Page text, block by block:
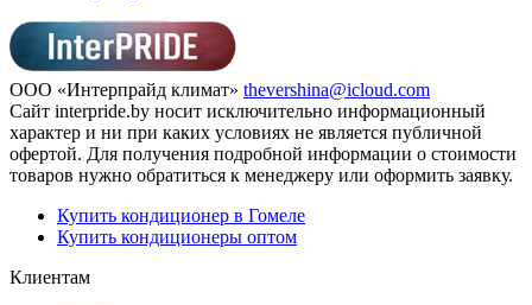
ООО «Интерпрайд климат» thevershina@icloud.com
Сайт interpride.by носит исключительно информационный
характер и ни при каких условиях не является публичной
офертой. Для получения подробной информации о стоимости
товаров нужно обратиться к менеджеру или оформить заявку.
Купить кондиционер в Гомеле
Купить кондиционеры оптом
Клиентам